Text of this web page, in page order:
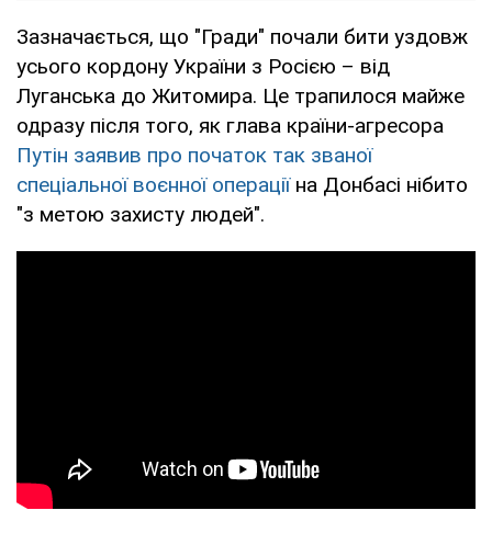
Зазначається, що "Гради" почали бити уздовж
усього кордону України з Росією – від
Луганська до Житомира. Це трапилося майже
одразу після того, як глава країни-агресора
Путін заявив про початок так званої
спеціальної воєнної операціїна Донбасі нібито
"з метою захисту людей".